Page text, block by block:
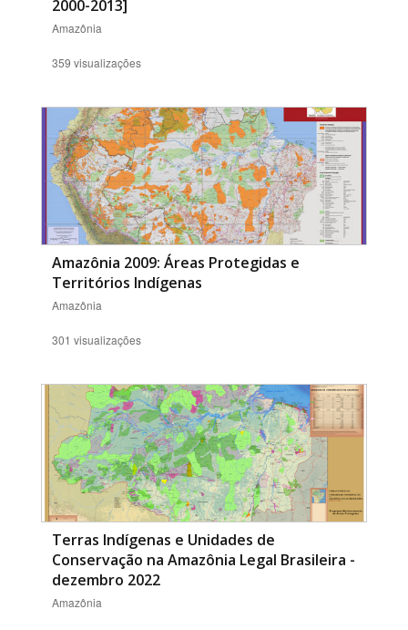
2000-2013]
Amazônia
359 visualizações
Amazônia 2009: Áreas Protegidas e
Territórios Indígenas
Amazônia
301 visualizações
Terras Indígenas e Unidades de
Conservação na Amazônia Legal Brasileira -
dezembro 2022
Amazônia